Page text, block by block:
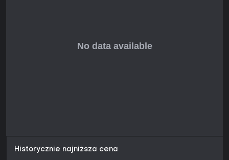
Historycznie najniższa cena